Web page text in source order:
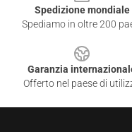
Spedizione mondiale
Spediamo in oltre 200
Garanzia
Offerto nel paese di